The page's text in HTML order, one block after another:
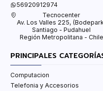
56920912974
Tecnocenter
Av. Los Valles 225,
Santiago - Pudahuel
Región Metropolitana - Chile
PRINCIPALES
Computacion
Telefonia y Accesorios